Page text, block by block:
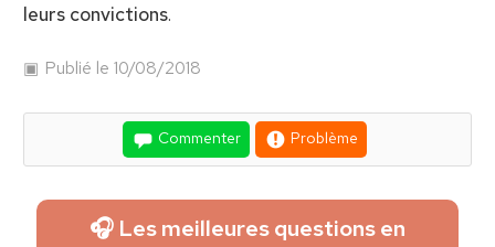
leurs convictions.
Publié le 10/08/2018
Commenter Problème
🎧 Les meilleures questions en